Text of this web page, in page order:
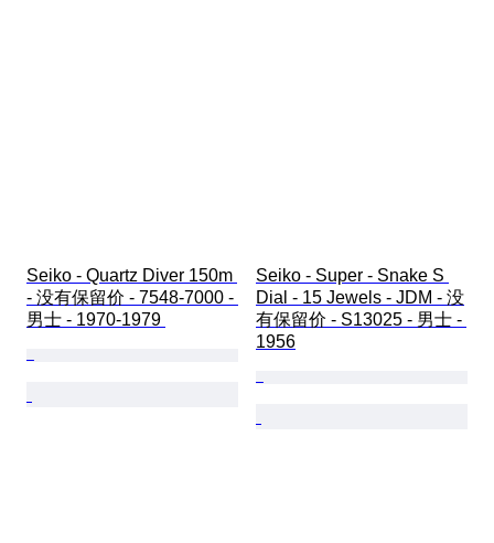
Seiko - Quartz Diver 150m
- 没有保留价 - 7548-7000 -
男士 - 1970-1979
Seiko - Super - Snake S
Dial - 15 Jewels - JDM - 没
有保留价 - S13025 - 男士 -
1956